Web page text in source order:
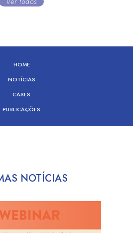
HOME
NOTÍCIAS
CASES
PUBLICAÇÕES
NOTÍCIAS